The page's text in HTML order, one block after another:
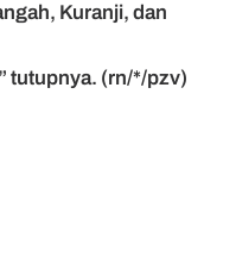
Kuranji, dan
tutupnya. (rn/*/pzv)